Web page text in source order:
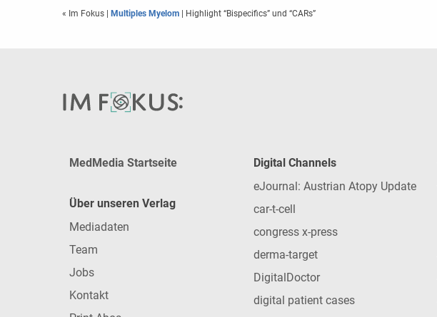
« Im Fokus | Multiples Myelom | Highlight “Bispecifics” und “CARs”
MedMedia Startseite
Über unseren Verlag
Mediadaten
Team
Jobs
Kontakt
Digital Channels
eJournal: Austrian Atopy Update
car-t-cell
congress x-press
derma-target
DigitalDoctor
digital patient cases